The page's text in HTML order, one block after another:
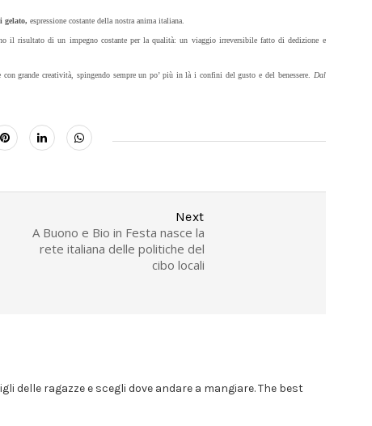
gelato, espressione costante della nostra anima italiana.
il risultato di un impegno costante per la qualità: un viaggio irreversibile fatto di dedizione e
grande creatività, spingendo sempre un po’ più in là i confini del gusto e del benessere. Dal
Next
A Buono e Bio in Festa nasce la
rete italiana delle politiche del
cibo locali
delle ragazze e scegli dove andare a mangiare. The best